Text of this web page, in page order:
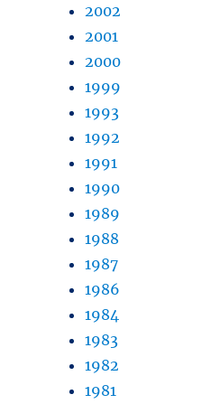
2002
2001
2000
1999
1993
1992
1991
1990
1989
1988
1987
1986
1984
1983
1982
1981